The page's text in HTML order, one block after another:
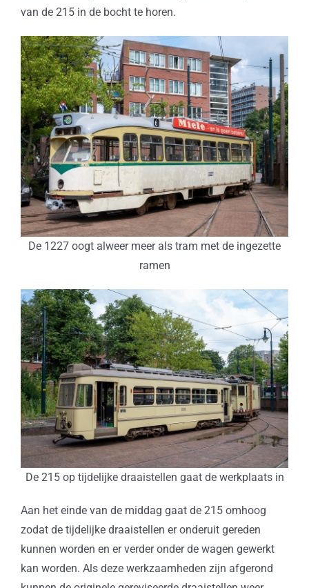
van de 215 in de bocht te horen.
De 1227 oogt alweer meer als tram met de ingezette
ramen
De 215 op tijdelijke draaistellen gaat de werkplaats in
Aan het einde van de middag gaat de 215 omhoog
zodat de tijdelijke draaistellen er onderuit gereden
kunnen worden en er verder onder de wagen gewerkt
kan worden. Als deze werkzaamheden zijn afgerond